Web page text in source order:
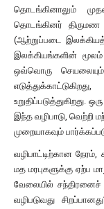
தொடங்கினாலும்
தொடங்கினர் திருமண
(ஆற்றுப்படை
இலக்கியங்களின் மூலம்
ஒவ்வொரு
உறுதிப்படுத்துகிறது.
இந்த வழிபாடு, வெற்றி
முறையாகவும்
வழிபாட்டிற்கான
மத மரபுகளுக்கு ஏற்ப
வேலையில் சந்திரனைச்
வழிபடுவது